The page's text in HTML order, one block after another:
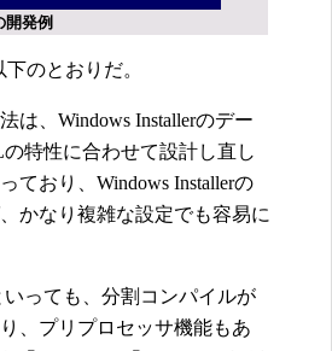
発例
のとおりだ。
は、Windows Installerのデー
特性に合わせて設計し直し
ており、Windows Installerの
かなり複雑な設定でも容易に
いっても、分割コンパイルが
、プリプロセッサ機能もあ